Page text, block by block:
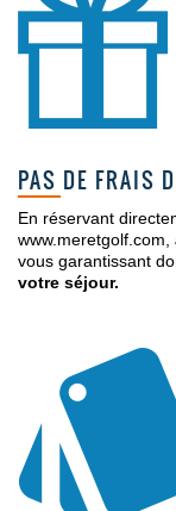
PAS DE FRAIS
En réservant
www.meretgolf.com,
vous garantissant
votre séjour.